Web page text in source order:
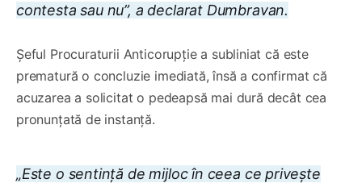
contesta sau nu”, a declarat Dumbravan.
Șeful Procuraturii Anticorupție a subliniat că este
prematură o concluzie imediată, însă a confirmat că
acuzarea a solicitat o pedeapsă mai dură decât cea
pronunțată de instanță.
„Este o sentință de mijloc în ceea ce privește